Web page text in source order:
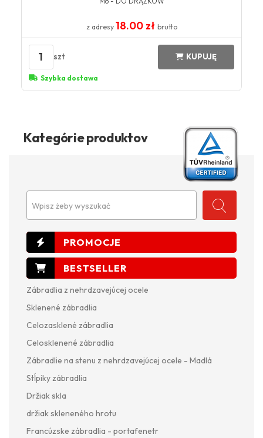
Kategórie produktov
Wpisz żeby wyszukać
Zábradlia z nehrdzavejúcej ocele
Sklenené zábradlia
Celozasklené zábradlia
Celosklenené zábradlia
Zábradlie na stenu z nehrdzavejúcej ocele - Madlá
Stĺpiky zábradlia
Držiak skla
držiak skleneného hrotu
Francúzske zábradlia - portafenetr
z adresy 18.00 zł brutto
1 szt KUPUJĘ
Szybka dostawa